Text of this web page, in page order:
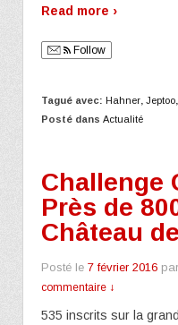
Read more ›
Follow
Tagué avec: Hahner Jeptoo
Posté dans Actualité
Challenge
Près de
Château
Posté le 7 février 2016 par
commentaire ↓
535 inscrits sur la